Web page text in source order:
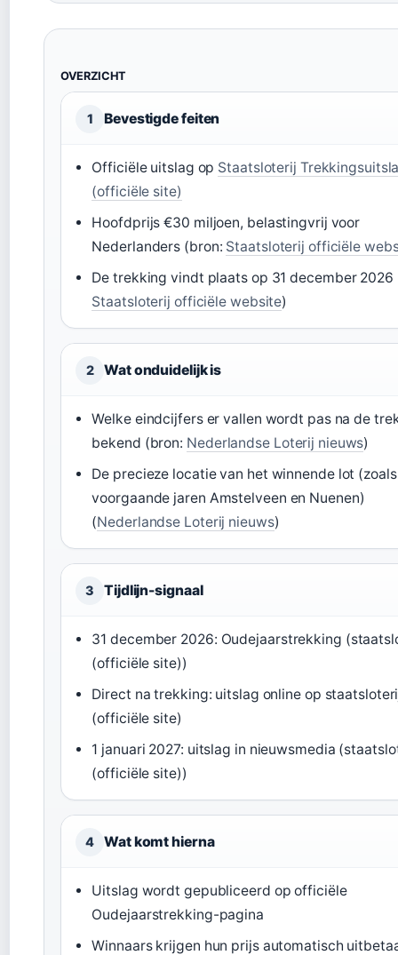
OVERZICHT
1 Bevestigde feiten
Officiële uitslag op Staatsloterij
(officiële site)
Hoofdprijs €30 miljoen, belastingvrij voor
Nederlanders (bron: Staatsloterij officiële
De trekking vindt plaats op 31 december 2026
Staatsloterij officiële website)
2 Wat onduidelijk is
Welke eindcijfers er vallen wordt pas na de
bekend (bron: Nederlandse Loterij nieuws)
De precieze locatie van het winnende lot
voorgaande jaren Amstelveen en Nuenen)
(Nederlandse Loterij nieuws)
3 Tijdlijn-signaal
31 december 2026: Oudejaarstrekking
(officiële site))
Direct na trekking: uitslag online op
(officiële site)
1 januari 2027: uitslag in nieuwsmedia
(officiële site))
4 Wat komt hierna
Uitslag wordt gepubliceerd op officiële
Oudejaarstrekking-pagina
Winnaars krijgen hun prijs automatisch